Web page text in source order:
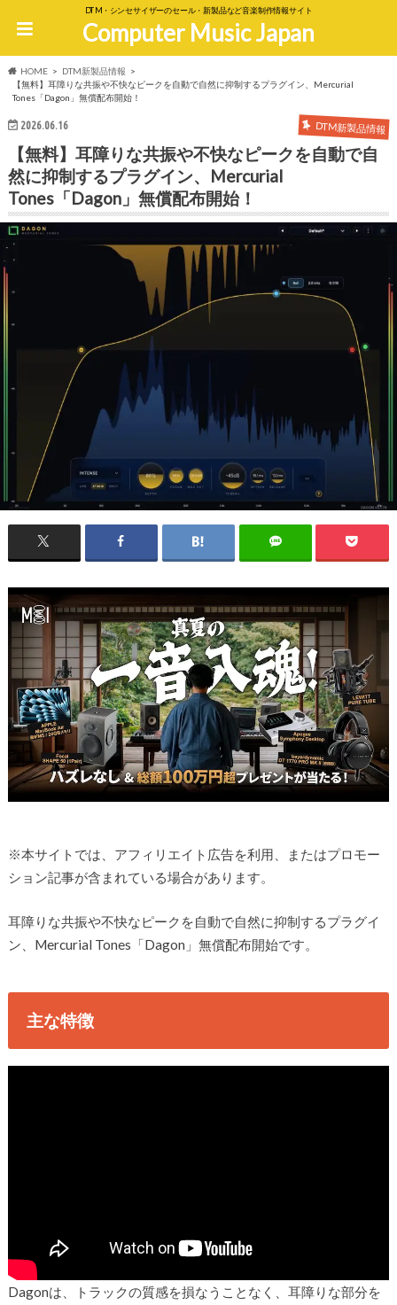
DTM・シンセサイザーのセール・新製品など音楽制作情報サイト
Computer Music Japan
HOME
DTM新製品情報
【無料】耳障りな共振や不快なピークを自動で自然に抑制するプラグイン、Mercurial
Tones「Dagon」無償配布開始！
2026.06.16 DTM新製品情報
【無料】耳障りな共振や不快なピークを自動で自
然に抑制するプラグイン、Mercurial
Tones「Dagon」無償配布開始！
※本サイトでは、アフィリエイト広告を利用、またはプロモー
ション記事が含まれている場合があります。
耳障りな共振や不快なピークを自動で自然に抑制するプラグイ
ン、Mercurial Tones「Dagon」無償配布開始です。
主な特徴
Dagonは、トラックの質感を損なうことなく、耳障りな部分を